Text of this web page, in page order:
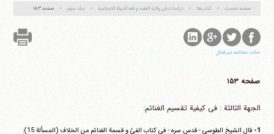
صفحه نخست کتاب‌ها دراسات فی ولایة الفقیه و فقه الدولة الاسلامیة جلد سوم صفحه ۱۵۳
حالت مطالعه غیر فعال
صفحه ۱۵۳
الجهة الثالثة : فی کیفیة تقسیم الغنائم:
1- قال الشیخ الطوسی - قدس سره - فی کتاب الفئ و قسمة الغنائم من الخلاف (المسألة 15):